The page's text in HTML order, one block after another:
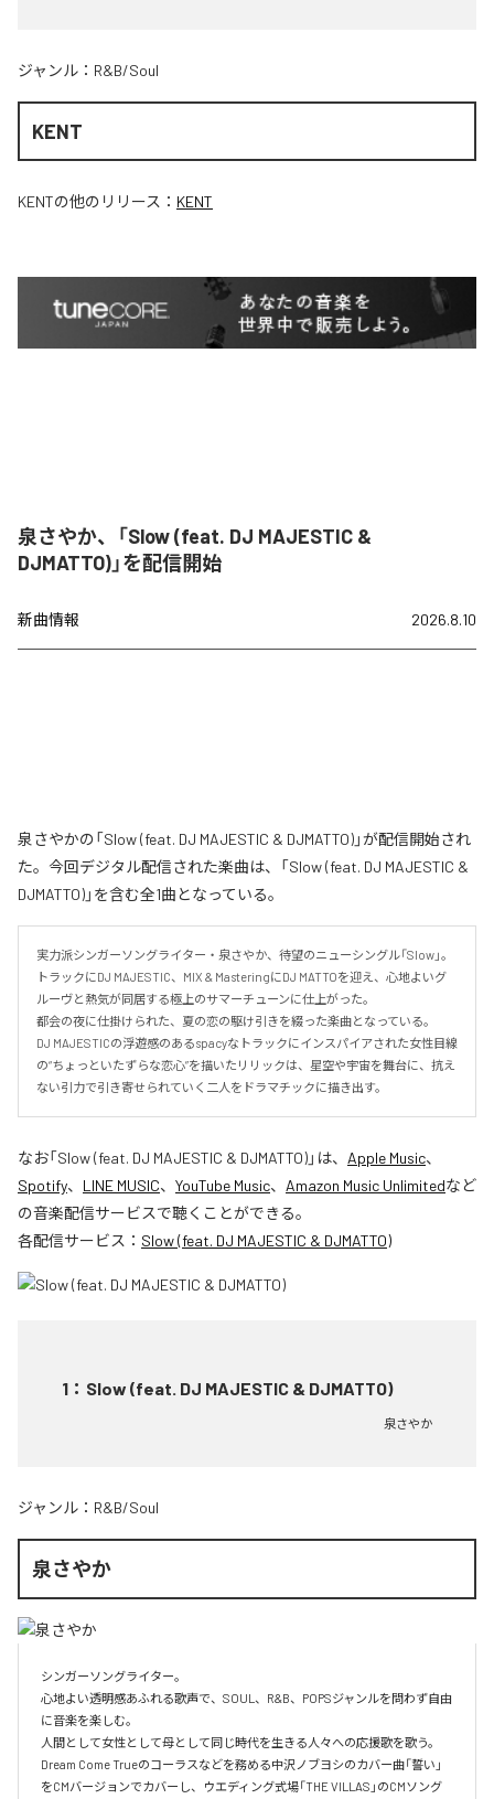
ジャンル： R&B/Soul
KENT
KENTの他のリリース： KENT
泉さやか、「Slow (feat. DJ MAJESTIC &
DJMATTO)」を配信開始
新曲情報 2026.8.10
泉さやかの「Slow (feat. DJ MAJESTIC & DJMATTO)」が配信開始され
た。今回デジタル配信された楽曲は、「Slow (feat. DJ MAJESTIC &
DJMATTO)」を含む全1曲となっている。
実力派シンガーソングライター・泉さやか、待望のニューシングル「Slow」。
トラックにDJ MAJESTIC、MIX & MasteringにDJ MATTOを迎え、心地よいグ
ルーヴと熱気が同居する極上のサマーチューンに仕上がった。
都会の夜に仕掛けられた、夏の恋の駆け引きを綴った楽曲となっている。
DJ MAJESTICの浮遊感のあるspacyなトラックにインスパイアされた女性目線
の“ちょっといたずらな恋心”を描いたリリックは、星空や宇宙を舞台に、抗え
ない引力で引き寄せられていく二人をドラマチックに描き出す。
なお「Slow (feat. DJ MAJESTIC & DJMATTO)」は、 Apple Music、
Spotify、 LINE MUSIC、 YouTube Music、 Amazon Music Unlimitedなど
の音楽配信サービスで聴くことができる。
各配信サービス： Slow (feat. DJ MAJESTIC & DJMATTO)
1 ： Slow (feat. DJ MAJESTIC & DJMATTO)
泉さやか
ジャンル： R&B/Soul
泉さやか
シンガーソングライター。
心地よい透明感あふれる歌声で、SOUL、R&B、POPSジャンルを問わず自由
に音楽を楽しむ。
人間として女性として母として同じ時代を生きる人々への応援歌を歌う。
Dream Come Trueのコーラスなどを務める中沢ノブヨシのカバー曲「誓い」
をCMバージョンでカバーし、ウエディング式場「THE VILLAS」のCMソング